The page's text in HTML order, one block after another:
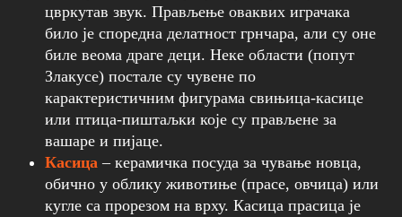
цвркутав звук. Прављење оваквих играчака
било је споредна делатност грнчара, али су оне
биле веома драге деци. Неке области (попут
Злакусе) постале су чувене по
карактеристичним фигурама свињица-касице
или птица-пиштаљки које су прављене за
вашаре и пијаце.
Касица – керамичка посуда за чување новца,
обично у облику животиње (прасе, овчица) или
кугле са прорезом на врху. Касица прасица је